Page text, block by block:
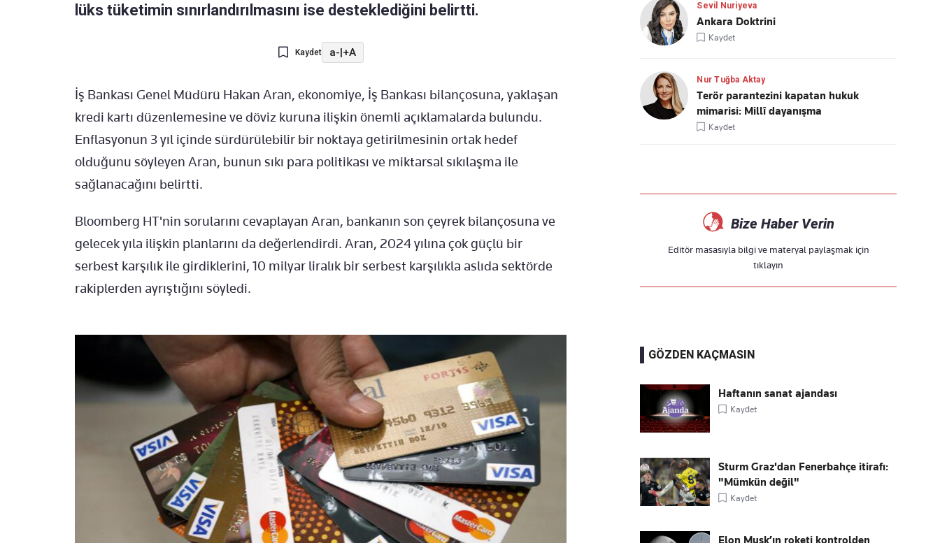
lüks tüketimin sınırlandırılmasını ise desteklediğini belirtti.
Kaydet a-|+A
İş Bankası Genel Müdürü Hakan Aran, ekonomiye, İş Bankası bilançosuna, yaklaşan
kredi kartı düzenlemesine ve döviz kuruna ilişkin önemli açıklamalarda bulundu.
Enflasyonun 3 yıl içinde sürdürülebilir bir noktaya getirilmesinin ortak hedef
olduğunu söyleyen Aran, bunun sıkı para politikası ve miktarsal sıkılaşma ile
sağlanacağını belirtti.
Bloomberg HT'nin sorularını cevaplayan Aran, bankanın son çeyrek bilançosuna ve
gelecek yıla ilişkin planlarını da değerlendirdi. Aran, 2024 yılına çok güçlü bir
serbest karşılık ile girdiklerini, 10 milyar liralık bir serbest karşılıkla aslıda sektörde
rakiplerden ayrıştığını söyledi.
Sevil Nuriyeva
Ankara Doktrini
Kaydet
Nur Tuğba Aktay
Terör parantezini kapatan hukuk
mimarisi: Millî dayanışma
Kaydet
Bize Haber Verin
Editör masasıyla bilgi ve materyal paylaşmak için
tıklayın
GÖZDEN KAÇMASIN
Haftanın sanat ajandası
Kaydet
Sturm Graz'dan Fenerbahçe itirafı:
"Mümkün değil"
Kaydet
Elon Musk’ın roketi kontrolden